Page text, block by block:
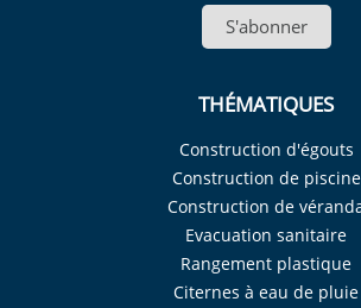
S'abonner
THÉMATIQUES
Construction d'égouts
Construction de piscine
Construction de
Evacuation sanitaire
Rangement plastique
Citernes à eau de pluie